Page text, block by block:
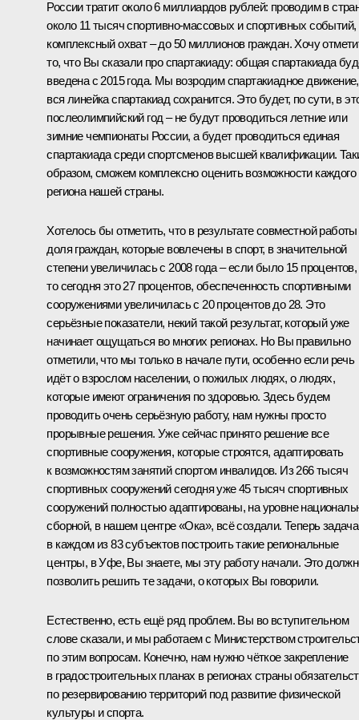
России тратит около 6 миллиардов рублей: проводим в
около 11 тысяч спортивно-массовых и спортивных событий,
комплексный охват – до 50 миллионов граждан. Хочу
то, что Вы сказали про спартакиаду: общая спартакиада
введена с 2015 года. Мы возродим спартакиадное движение,
вся линейка спартакиад сохранится. Это будет, по сути, в
послеолимпийский год – не будут проводиться летние или
зимние чемпионаты России, а будет проводиться единая
спартакиада среди спортсменов высшей квалификации.
образом, сможем комплексно оценить возможности каждого
региона нашей страны.
Хотелось бы отметить, что в результате совместной работы
доля граждан, которые вовлечены в спорт, в значительной
степени увеличилась с 2008 года – если было 15 процентов,
то сегодня это 27 процентов, обеспеченность спортивными
сооружениями увеличилась с 20 процентов до 28. Это
серьёзные показатели, некий такой результат, который уже
начинает ощущаться во многих регионах. Но Вы правильно
отметили, что мы только в начале пути, особенно если речь
идёт о взрослом населении, о пожилых людях, о людях,
которые имеют ограничения по здоровью. Здесь будем
проводить очень серьёзную работу, нам нужны просто
прорывные решения. Уже сейчас принято решение все
спортивные сооружения, которые строятся, адаптировать
к возможностям занятий спортом инвалидов. Из 266 тысяч
спортивных сооружений сегодня уже 45 тысяч спортивных
сооружений полностью адаптированы, на уровне
сборной, в нашем центре «Ока», всё создали. Теперь задача
в каждом из 83 субъектов построить такие региональные
центры, в Уфе, Вы знаете, мы эту работу начали. Это
позволить решить те задачи, о которых Вы говорили.
Естественно, есть ещё ряд проблем. Вы во вступительном
слове сказали, и мы работаем с Министерством
по этим вопросам. Конечно, нам нужно чёткое закрепление
в градостроительных планах в регионах страны
по резервированию территорий под развитие физической
культуры и спорта.